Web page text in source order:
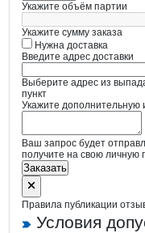
Укажите объём партии
Укажите сумму заказа
Нужна доставка
Введите адрес доставки
Выберите адрес из
пункт
Укажите
Ваш запрос будет
получите на свою личную
Заказать
Правила публикации
Условия